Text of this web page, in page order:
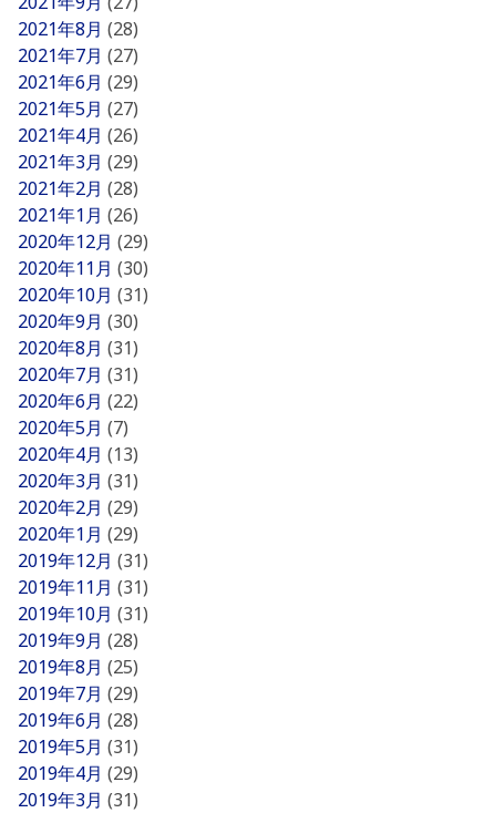
2021年8月 (28)
2021年7月 (27)
2021年6月 (29)
2021年5月 (27)
2021年4月 (26)
2021年3月 (29)
2021年2月 (28)
2021年1月 (26)
2020年12月 (29)
2020年11月 (30)
2020年10月 (31)
2020年9月 (30)
2020年8月 (31)
2020年7月 (31)
2020年6月 (22)
2020年5月 (7)
2020年4月 (13)
2020年3月 (31)
2020年2月 (29)
2020年1月 (29)
2019年12月 (31)
2019年11月 (31)
2019年10月 (31)
2019年9月 (28)
2019年8月 (25)
2019年7月 (29)
2019年6月 (28)
2019年5月 (31)
2019年4月 (29)
2019年3月 (31)